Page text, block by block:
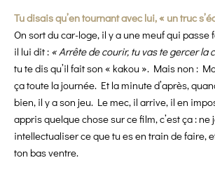
Tu disais qu’en tournant avec lui, « un truc
On sort du car-loge, il y a une meuf qui passe
il lui dit : « Arrête de courir, tu vas te gercer la
tu te dis qu’il fait son « kakou ». Mais non :
ça toute la journée. Et la minute d’après,
bien, il y a son jeu. Le mec, il arrive, il en
appris quelque chose sur ce film, c’est ça : ne
intellectualiser ce que tu es en train de faire,
ton bas ventre.